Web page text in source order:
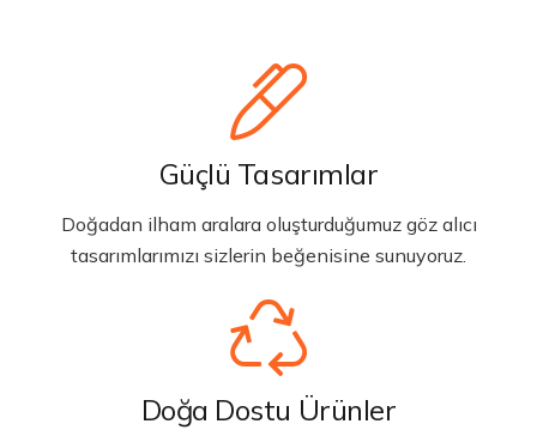
Güçlü Tasarımlar
Doğadan ilham aralara oluşturduğumuz göz alıcı
tasarımlarımızı sizlerin beğenisine sunuyoruz.
Doğa Dostu Ürünler